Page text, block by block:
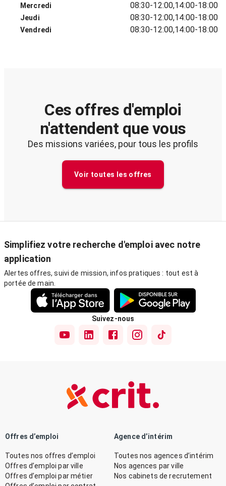
Mercredi 08:30-12:00,14:00-18:00
Jeudi 08:30-12:00,14:00-18:00
Vendredi 08:30-12:00,14:00-18:00
Ces offres d'emploi
n'attendent que vous
Des missions variées, pour tous les profils
Voir toutes les offres
Simplifiez votre recherche d'emploi avec notre
application
Alertes offres, suivi de mission, infos pratiques : tout est à
portée de main.
Suivez-nous
Offres d’emploi
Toutes nos offres d’emploi
Offres d’emploi par ville
Offres d’emploi par métier
Agence d’intérim
Toutes nos agences d’intérim
Nos agences par ville
Nos cabinets de recrutement